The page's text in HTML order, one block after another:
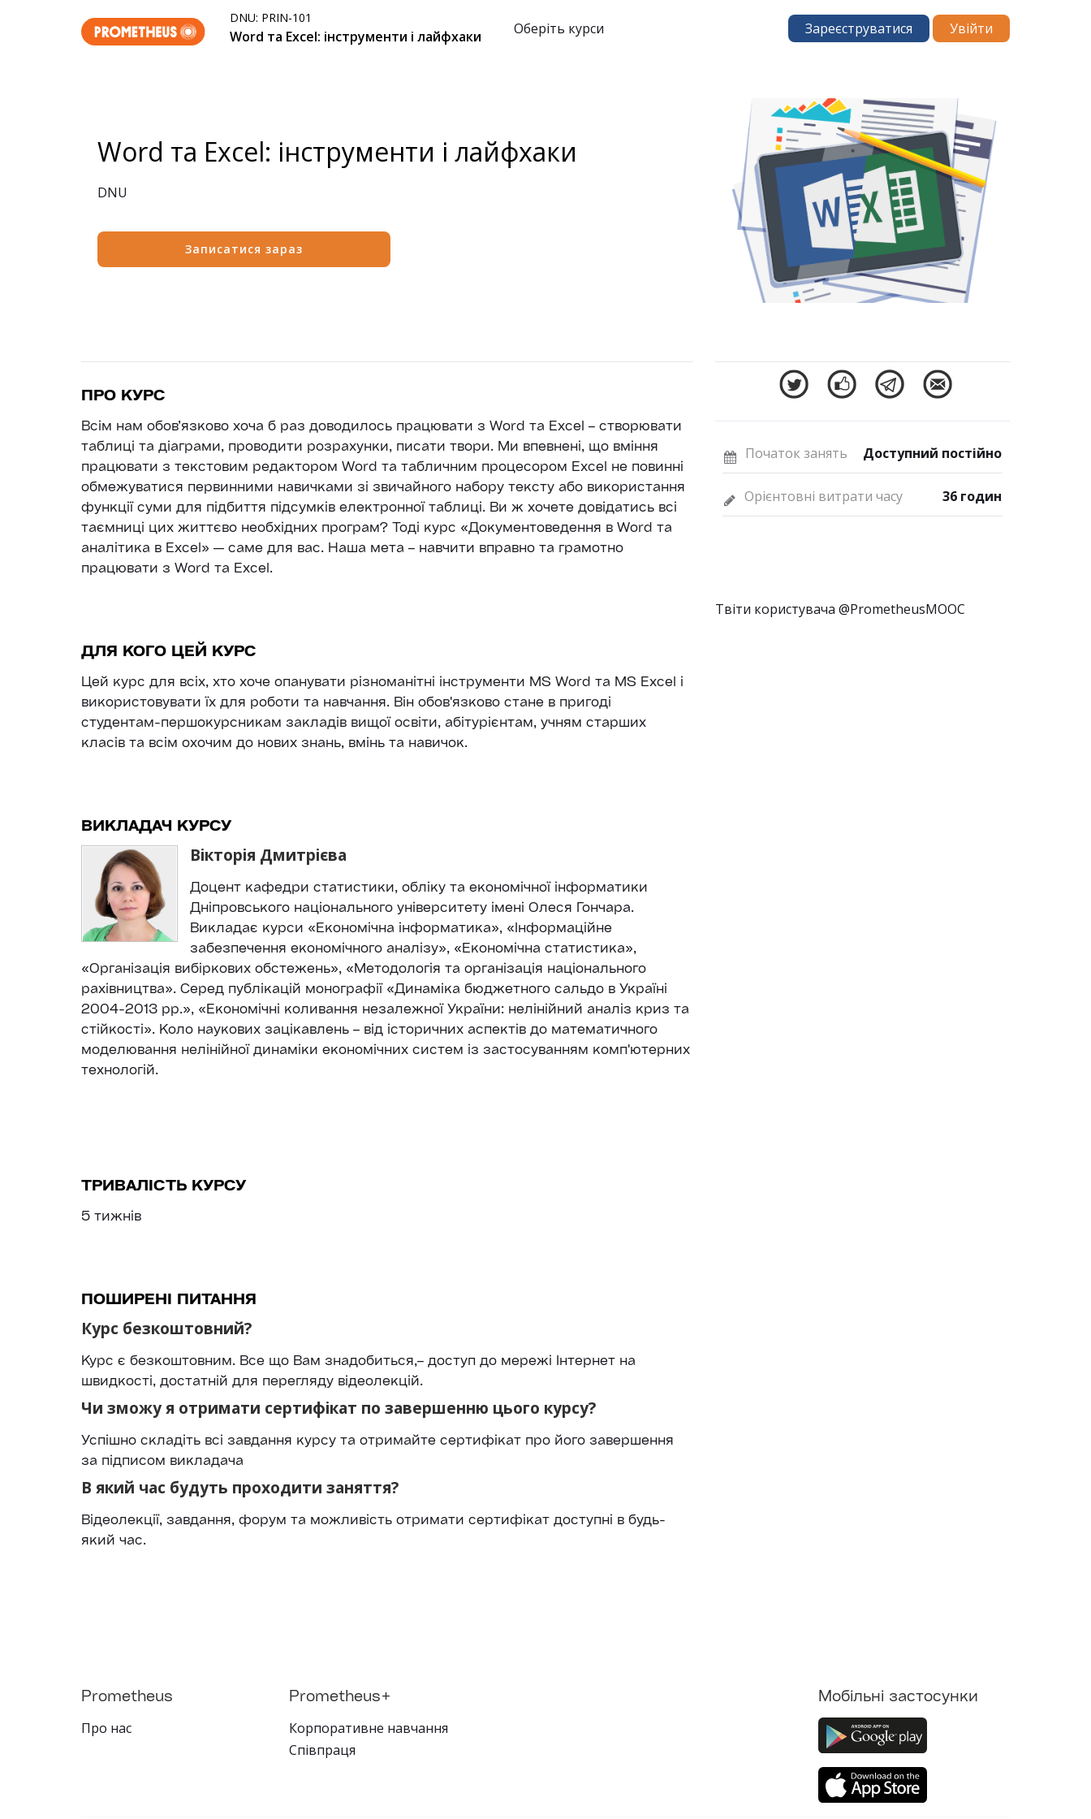
DNU: PRIN-101
Word та Excel: інструменти і лайфхаки Оберіть курси Зареєструватися Увійти
Word та Excel: інструменти і лайфхаки
DNU
Записатися зараз
ПРО КУРС
Всім нам обов’язково хоча б раз доводилось працювати з Word та Excel – створювати
таблиці та діаграми, проводити розрахунки, писати твори. Ми впевнені, що вміння
працювати з текстовим редактором Word та табличним процесором Excel не повинні
обмежуватися первинними навичками зі звичайного набору тексту або використання
функції суми для підбиття підсумків електронної таблиці. Ви ж хочете довідатись всі
таємниці цих життєво необхідних програм? Тоді курс «Документоведення в Word та
аналітика в Excel» — саме для вас. Наша мета – навчити вправно та грамотно
працювати з Word та Excel.
ДЛЯ КОГО ЦЕЙ КУРС
Цей курс для всіх, хто хоче опанувати різноманітні інструменти MS Word та MS Excel і
використовувати їх для роботи та навчання. Він обов'язково стане в пригоді
студентам-першокурсникам закладів вищої освіти, абітурієнтам, учням старших
класів та всім охочим до нових знань, вмінь та навичок.
ВИКЛАДАЧ КУРСУ
Вікторія Дмитрієва
Доцент кафедри статистики, обліку та економічної інформатики
Дніпровського національного університету імені Олеся Гончара.
Викладає курси «Економічна інформатика», «Інформаційне
забезпечення економічного аналізу», «Економічна статистика»,
«Організація вибіркових обстежень», «Методологія та організація національного
рахівництва». Серед публікацій монографії «Динаміка бюджетного сальдо в Україні
2004-2013 рр.», «Економічні коливання незалежної України: нелінійний аналіз криз та
стійкості». Коло наукових зацікавлень – від історичних аспектів до математичного
моделювання нелінійної динаміки економічних систем із застосуванням комп'ютерних
технологій.
ТРИВАЛІСТЬ КУРСУ
5 тижнів
ПОШИРЕНІ ПИТАННЯ
Курс безкоштовний?
Курс є безкоштовним. Все що Вам знадобиться,– доступ до мережі Інтернет на
швидкості, достатній для перегляду відеолекцій.
Чи зможу я отримати сертифікат по завершенню цього курсу?
Успішно складіть всі завдання курсу та отримайте сертифікат про його завершення
за підписом викладача
В який час будуть проходити заняття?
Відеолекції, завдання, форум та можливість отримати сертифікат доступні в будь-
який час.
Початок занять Доступний постійно
Орієнтовні витрати часу 36 годин
Твіти користувача @PrometheusMOOC
Prometheus
Про нас
Prometheus+
Корпоративне навчання
Співпраця
Мобільні застосунки